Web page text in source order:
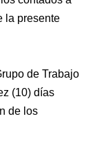
la presente
de Trabajo
(10) días
de los